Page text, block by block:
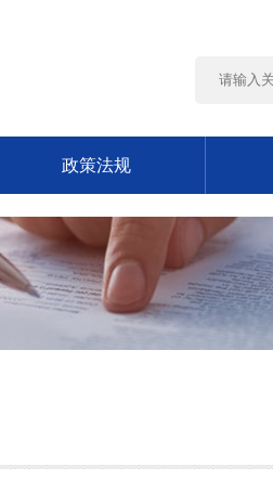
政策法规